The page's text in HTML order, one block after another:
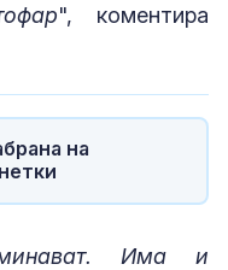
", коментира
на
Има и